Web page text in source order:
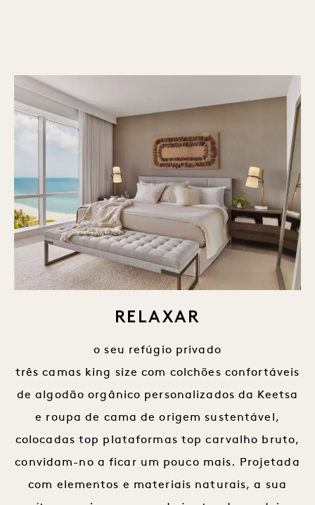
RELAXAR
o seu refúgio privado
três camas king size com colchões confortáveis
de algodão orgânico personalizados da Keetsa
e roupa de cama de origem sustentável,
colocadas top plataformas top carvalho bruto,
convidam-no a ficar um pouco mais. Projetada
com elementos e materiais naturais, a sua